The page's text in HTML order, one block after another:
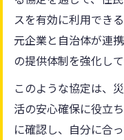
スを有効に利用でき
元企業と自治体が連
の提供体制を強化して
このような協定は、
活の安心確保に役立
に確認し、自分に合